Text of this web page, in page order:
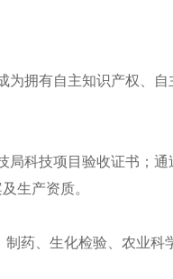
拥有自主知识产权、
局科技项目验收证书；通
生产资质。
、生化检验、农业科